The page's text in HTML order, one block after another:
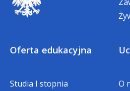
Oferta edukacyjna
Studia I stopnia
O